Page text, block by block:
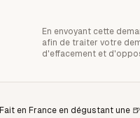
En envoyant cette
afin de traiter votre
d'effacement et
Fait en France en dégustant une